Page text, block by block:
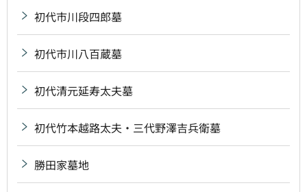
初代市川段四郎墓
初代市川八百蔵墓
初代清元延寿太夫墓
初代竹本越路太夫・三代野澤吉兵衛墓
勝田家墓地